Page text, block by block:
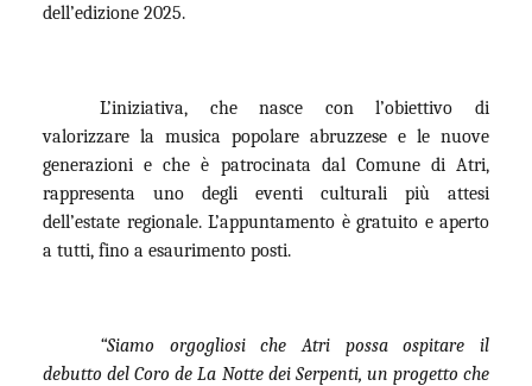
dell’edizione 2025.
L’iniziativa, che nasce con l’obiettivo di
valorizzare la musica popolare abruzzese e le nuove
generazioni e che è patrocinata dal Comune di Atri,
rappresenta uno degli eventi culturali più attesi
dell’estate regionale. L’appuntamento è gratuito e aperto
a tutti, fino a esaurimento posti.
“Siamo orgogliosi che Atri possa ospitare il
debutto del Coro de La Notte dei Serpenti, un progetto che